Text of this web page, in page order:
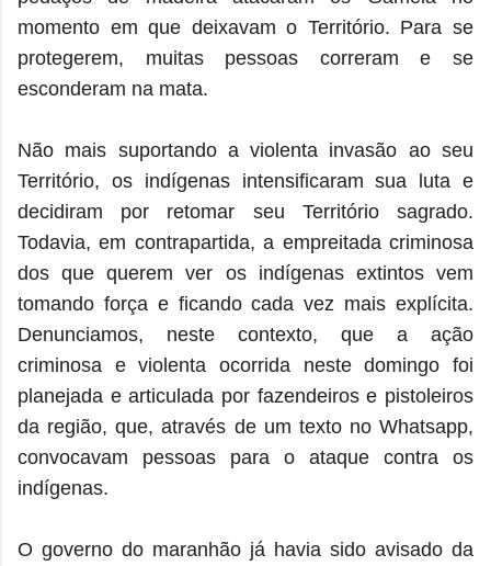
momento em que deixavam o Território. Para se
protegerem, muitas pessoas correram e se
esconderam na mata.
Não mais suportando a violenta invasão ao seu
Território, os indígenas intensificaram sua luta e
decidiram por retomar seu Território sagrado.
Todavia, em contrapartida, a empreitada criminosa
dos que querem ver os indígenas extintos vem
tomando força e ficando cada vez mais explícita.
Denunciamos, neste contexto, que a ação
criminosa e violenta ocorrida neste domingo foi
planejada e articulada por fazendeiros e pistoleiros
da região, que, através de um texto no Whatsapp,
convocavam pessoas para o ataque contra os
indígenas.
O governo do maranhão já havia sido avisado da